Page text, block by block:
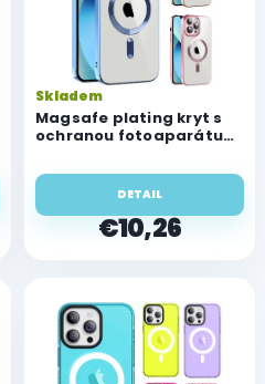
Magsafe plating kryt s
ochranou fotoaparátu
Skladem
€10,26
DETAIL